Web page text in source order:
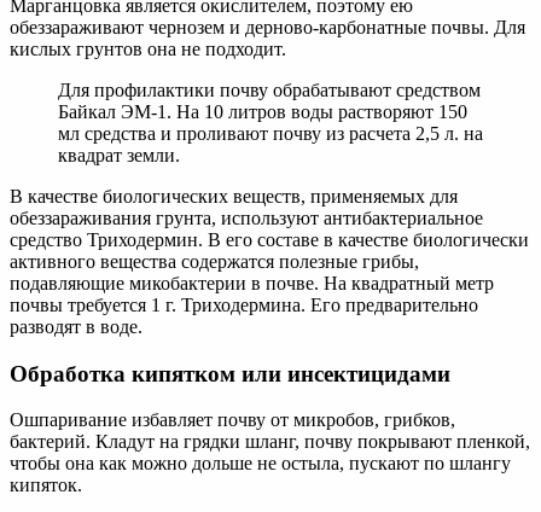
Марганцовка является окислителем, поэтому ею
обеззараживают чернозем и дерново-карбонатные почвы. Для
кислых грунтов она не подходит.
Для профилактики почву обрабатывают средством
Байкал ЭМ-1. На 10 литров воды растворяют 150
мл средства и проливают почву из расчета 2,5 л. на
квадрат земли.
В качестве биологических веществ, применяемых для
обеззараживания грунта, используют антибактериальное
средство Триходермин. В его составе в качестве биологически
активного вещества содержатся полезные грибы,
подавляющие микобактерии в почве. На квадратный метр
почвы требуется 1 г. Триходермина. Его предварительно
разводят в воде.
Обработка кипятком или инсектицидами
Ошпаривание избавляет почву от микробов, грибков,
бактерий. Кладут на грядки шланг, почву покрывают пленкой,
чтобы она как можно дольше не остыла, пускают по шлангу
кипяток.